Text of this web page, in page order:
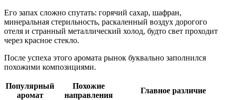
Его запах сложно спутать: горячий сахар, шафран,
минеральная стерильность, раскаленный воздух дорогого
отеля и странный металлический холод, будто свет проходит
через красное стекло.
После успеха этого аромата рынок буквально заполнился
похожими композициями.
Популярный
аромат
Похожие
направления
Главное различие